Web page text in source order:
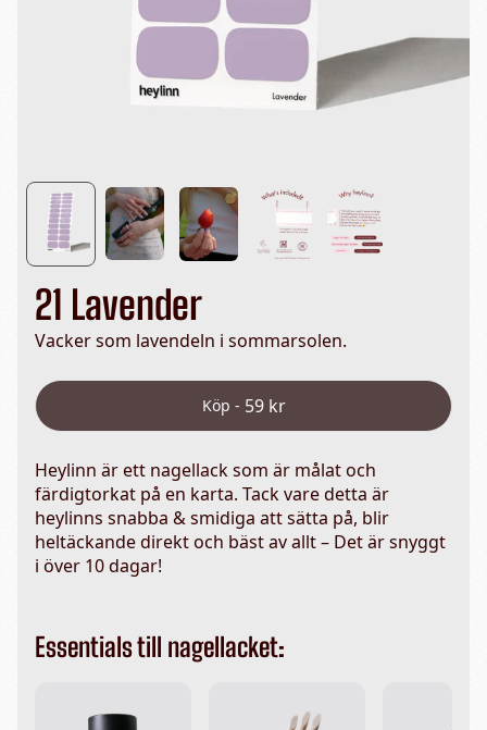
21 Lavender
Vacker som lavendeln i sommarsolen.
Köp - 59 kr
Heylinn är ett nagellack som är målat och
färdigtorkat på en karta. Tack vare detta är
heylinns snabba & smidiga att sätta på, blir
heltäckande direkt och bäst av allt – Det är snyggt
i över 10 dagar!
Essentials till nagellacket: